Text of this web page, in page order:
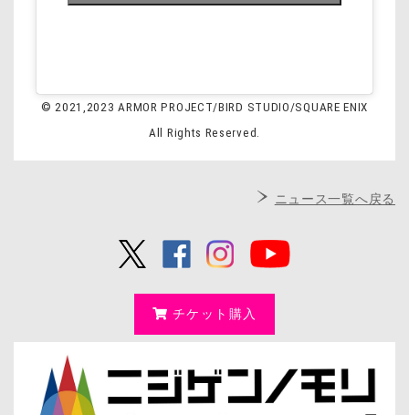
© 2021,2023 ARMOR PROJECT/BIRD STUDIO/SQUARE ENIX
All Rights Reserved.
ニュース一覧へ戻る
チケット購入